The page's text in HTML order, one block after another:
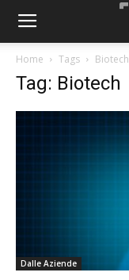
Home Tags Biotech
Tag: Biotech
Dalle Aziende